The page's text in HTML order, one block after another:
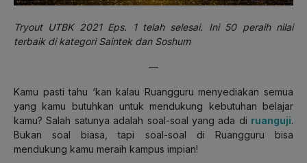
Tryout UTBK 2021 Eps. 1 telah selesai. Ini 50 peraih nilai
terbaik di kategori Saintek dan Soshum
—
Kamu pasti tahu ‘kan kalau Ruangguru menyediakan semua
yang kamu butuhkan untuk mendukung kebutuhan belajar
kamu? Salah satunya adalah soal-soal yang ada di ruanguji.
Bukan soal biasa, tapi soal-soal di Ruangguru bisa
mendukung kamu meraih kampus impian!